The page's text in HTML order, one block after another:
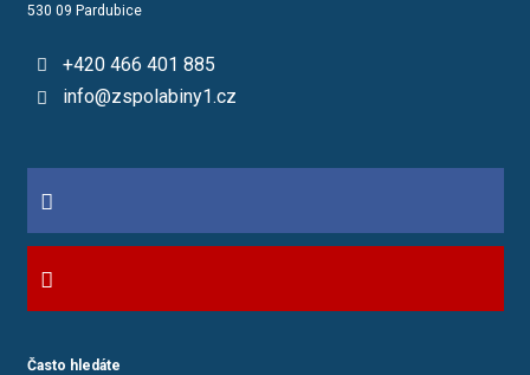
530 09 Pardubice
+420 466 401 885
info@zspolabiny1.cz
Často hledáte